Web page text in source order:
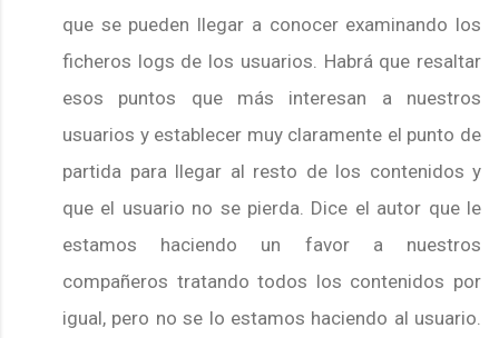
que se pueden llegar a conocer examinando los
ficheros logs de los usuarios. Habrá que resaltar
esos puntos que más interesan a nuestros
usuarios y establecer muy claramente el punto de
partida para llegar al resto de los contenidos y
que el usuario no se pierda. Dice el autor que le
estamos haciendo un favor a nuestros
compañeros tratando todos los contenidos por
igual, pero no se lo estamos haciendo al usuario.